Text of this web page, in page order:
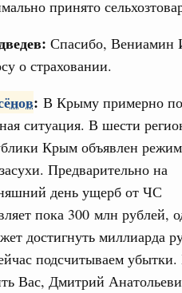
принято
Спасибо, Вениамин
о страховании.
: В Крыму примерно
ситуация. В шести
Крым объявлен
Предварительно на
день ущерб от ЧС
пока 300 млн рублей,
достигнуть миллиарда
подсчитываем убытки.
Вас, Дмитрий